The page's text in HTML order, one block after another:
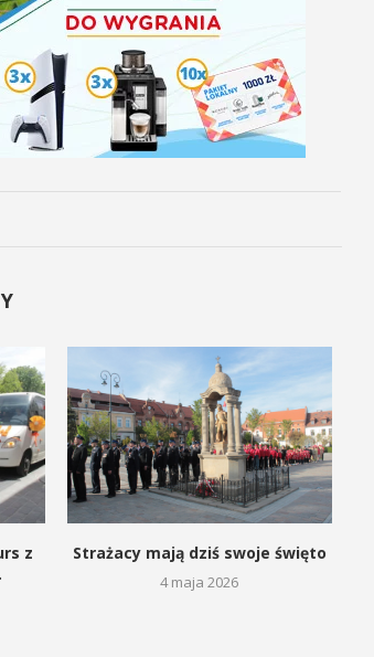
z
Strażacy mają dziś swoje święto
4 maja 2026